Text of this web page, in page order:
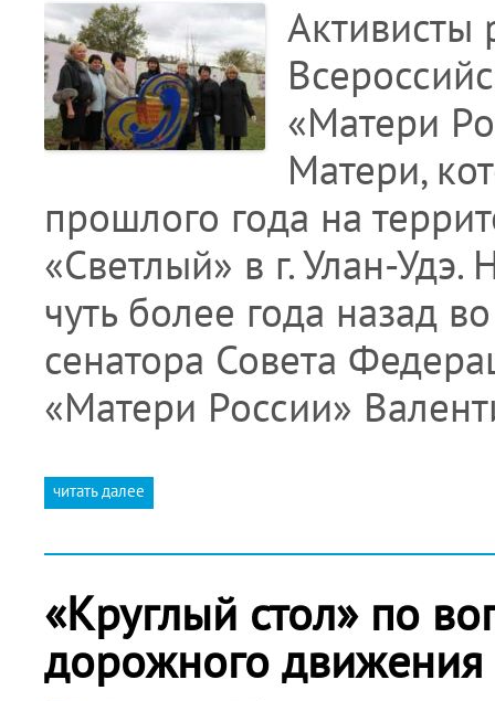
Активисты
«Матери
Матери,
прошлого года на
«Светлый» в г. Улан-
чуть более года назад
сенатора Совета
«Матери России»
читать далее
«Круглый стол» по
дорожного движения